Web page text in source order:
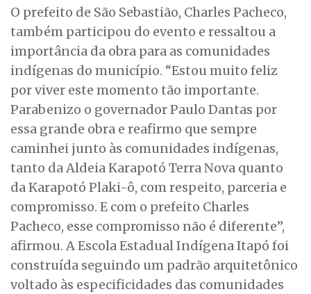
O prefeito de São Sebastião, Charles Pacheco,
também participou do evento e ressaltou a
importância da obra para as comunidades
indígenas do município. “Estou muito feliz
por viver este momento tão importante.
Parabenizo o governador Paulo Dantas por
essa grande obra e reafirmo que sempre
caminhei junto às comunidades indígenas,
tanto da Aldeia Karapotó Terra Nova quanto
da Karapotó Plaki-ô, com respeito, parceria e
compromisso. E com o prefeito Charles
Pacheco, esse compromisso não é diferente”,
afirmou. A Escola Estadual Indígena Itapó foi
construída seguindo um padrão arquitetônico
voltado às especificidades das comunidades